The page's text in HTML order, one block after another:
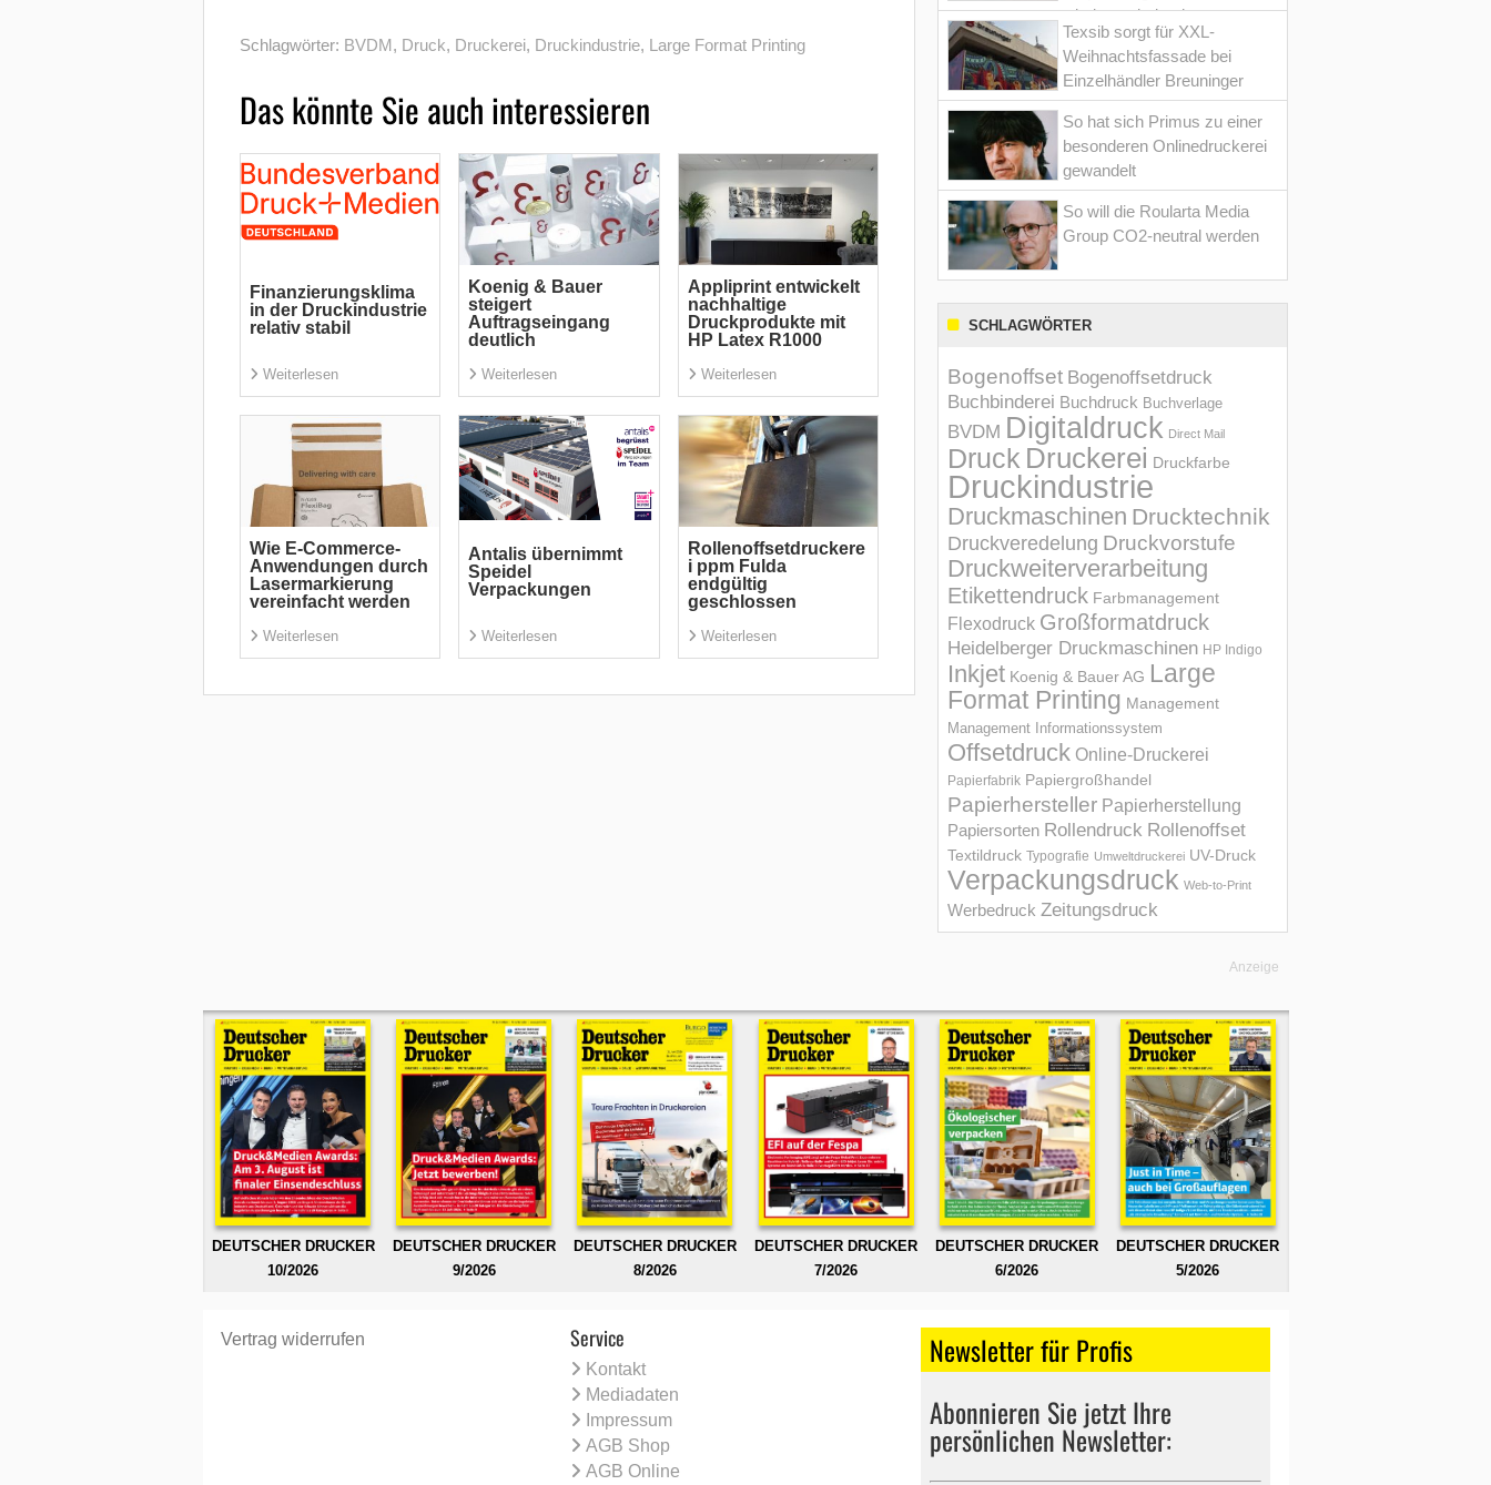
Schlagwörter: BVDM, Druck, Druckerei, Druckindustrie, Large Format Printing
Das könnte Sie auch interessieren
Finanzierungsklima
in der Druckindustrie
relativ stabil
Weiterlesen
Koenig & Bauer
steigert
Auftragseingang
deutlich
Weiterlesen
Appliprint entwickelt
nachhaltige
Druckprodukte mit
HP Latex R1000
Weiterlesen
Wie E-Commerce-
Anwendungen durch
Lasermarkierung
vereinfacht werden
Weiterlesen
Antalis übernimmt
Speidel
Verpackungen
Weiterlesen
Rollenoffsetdruckere
i ppm Fulda
endgültig
geschlossen
Weiterlesen
wieder optimiert hat
Texsib sorgt für XXL-
Weihnachtsfassade bei
Einzelhändler Breuninger
So hat sich Primus zu einer
besonderen Onlinedruckerei
gewandelt
So will die Roularta Media
Group CO2-neutral werden
SCHLAGWÖRTER
Bogenoffset Bogenoffsetdruck
Buchbinderei Buchdruck Buchverlage
BVDM Digitaldruck Direct Mail
Druck Druckerei Druckfarbe
Druckindustrie
Druckmaschinen Drucktechnik
Druckveredelung Druckvorstufe
Druckweiterverarbeitung
Etikettendruck Farbmanagement
Flexodruck Großformatdruck
Heidelberger Druckmaschinen HP Indigo
Inkjet Koenig & Bauer AG Large
Format Printing Management
Management Informations­system
Offsetdruck Online-Druckerei
Papierfabrik Papiergroßhandel
Papierhersteller Papierherstellung
Papiersorten Rollendruck Rollenoffset
Textildruck Typografie Umweltdruckerei UV-Druck
Verpackungsdruck Web-to-Print
Werbedruck Zeitungsdruck
Anzeige
DEUTSCHER DRUCKER
10/2026
DEUTSCHER DRUCKER
9/2026
DEUTSCHER DRUCKER
8/2026
DEUTSCHER DRUCKER
7/2026
DEUTSCHER DRUCKER
6/2026
DEUTSCHER DRUCKER
5/2026
Vertrag widerrufen Service
Kontakt
Mediadaten
Impressum
AGB Shop
AGB Online
Newsletter für Profis
Abonnieren Sie jetzt Ihre
persönlichen Newsletter: